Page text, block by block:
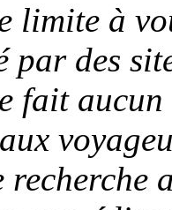
limite à
par des
fait